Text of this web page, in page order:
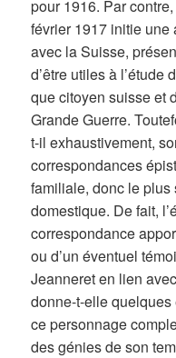
pour 1916. Par
février 1917 initie
avec la Suisse,
d’être utiles à l’étude
que citoyen suisse et
Grande Guerre.
t-il exhaustivement,
correspondances
familiale, donc le
domestique. De fait,
correspondance
ou d’un éventuel
Jeanneret en lien
donne-t-elle
ce personnage
des génies de son